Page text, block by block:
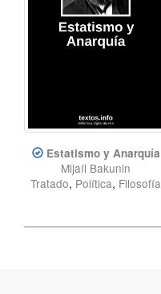
Estatismo y Anarquía
Mijaíl Bakunin
Tratado, Política, Filosofía